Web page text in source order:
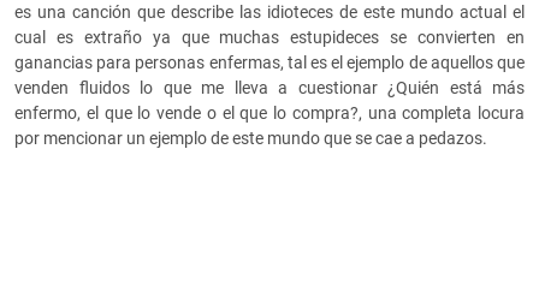
es una canción que describe las idioteces de este mundo actual el
cual es extraño ya que muchas estupideces se convierten en
ganancias para personas enfermas, tal es el ejemplo de aquellos que
venden fluidos lo que me lleva a cuestionar ¿Quién está más
enfermo, el que lo vende o el que lo compra?, una completa locura
por mencionar un ejemplo de este mundo que se cae a pedazos.